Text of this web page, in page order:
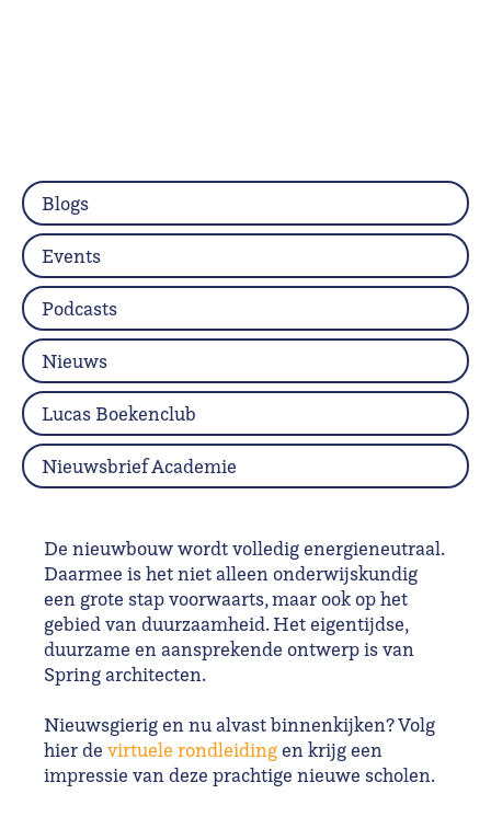
De nieuwbouw wordt volledig energieneutraal.
Daarmee is het niet alleen onderwijskundig
een grote stap voorwaarts, maar ook op het
gebied van duurzaamheid. Het eigentijdse,
duurzame en aansprekende ontwerp is van
Spring architecten.
Nieuwsgierig en nu alvast binnenkijken? Volg
hier de virtuele rondleidingen krijg een
impressie van deze prachtige nieuwe scholen.
Blogs
Events
Podcasts
Nieuws
Lucas Boekenclub
Nieuwsbrief Academie